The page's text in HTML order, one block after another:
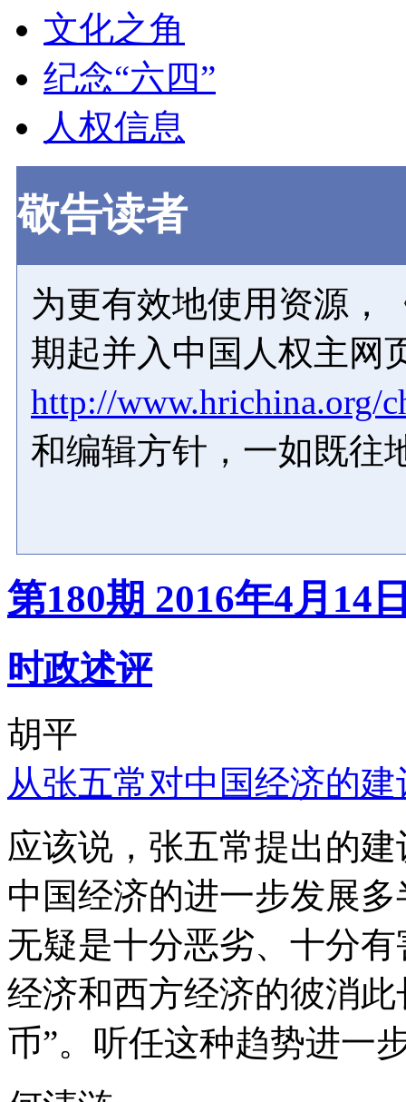
文化之角
纪念“六四”
人权信息
敬告读者
为更有效地使用资源，
期起并入中国人权主网
http://www.hrichina.org/
和编辑方针，一如既往
第180期 2016年4月14
时政述评
胡平
从张五常对中国经济的
应该说，张五常提出的
中国经济的进一步发展
无疑是十分恶劣、十分
经济和西方经济的彼消
币”。听任这种趋势进一